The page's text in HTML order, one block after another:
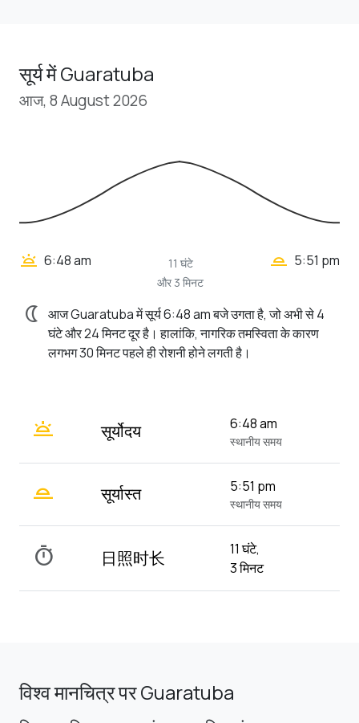
सूर्य में Guaratuba
आज, 8 August 2026
wb_twilight 6:48 am
11 घंटे
और 3 मिनट
wb_twilight_2 5:51 pm
nightlight आज Guaratuba में सूर्य 6:48 am बजे उगता है, जो अभी से 4
घंटे और 24 मिनट दूर है। हालांकि, नागरिक तमस्विता के कारण
लगभग 30 मिनट पहले ही रोशनी होने लगती है।
wb_twilight सूर्योदय 6:48 am
स्थानीय समय
wb_twilight_2 सूर्यास्त 5:51 pm
स्थानीय समय
timer 日照时长
11 घंटे,
3 मिनट
विश्व मानचित्र पर Guaratuba